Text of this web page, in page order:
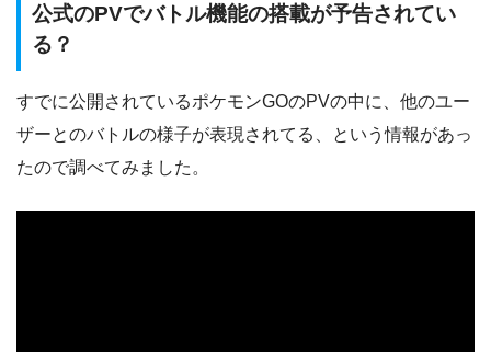
公式のPVでバトル機能の搭載が予告されてい
る？
すでに公開されているポケモンGOのPVの中に、他のユー
ザーとのバトルの様子が表現されてる、という情報があっ
たので調べてみました。